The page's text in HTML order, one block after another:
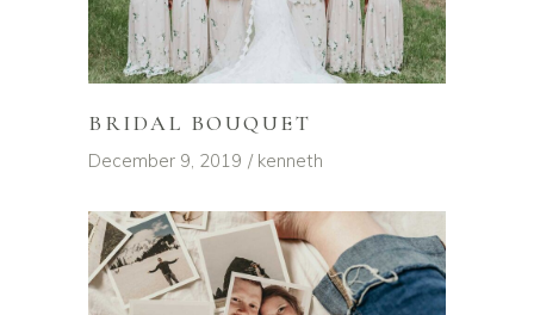
BRIDAL BOUQUET
December 9, 2019 kenneth